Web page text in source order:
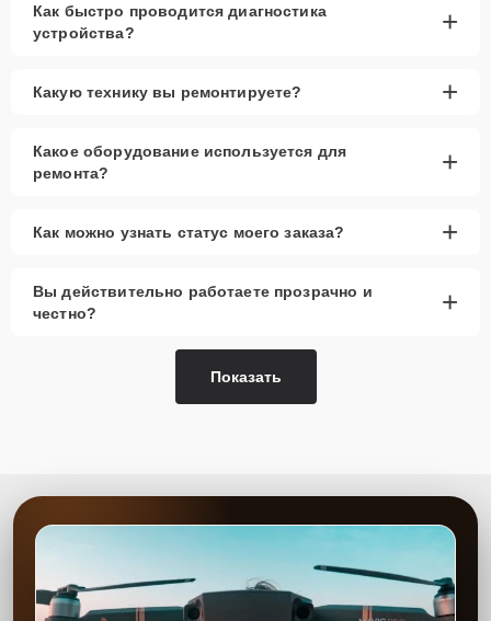
Как быстро проводится диагностика
устройства?
+
Какую технику вы ремонтируете? +
Какое оборудование используется для
ремонта?
+
Как можно узнать статус моего заказа? +
Вы действительно работаете прозрачно и
честно?
+
Показать